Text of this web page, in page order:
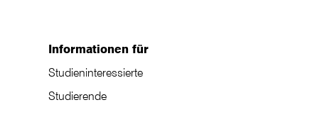
Informationen für
Studieninteressierte
Studierende